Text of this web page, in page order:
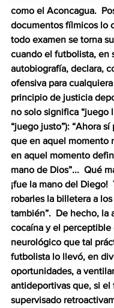
como el Aconcagua.
documentos fílmicos lo
todo examen se torna
cuando el futbolista, en
autobiografía, declara,
ofensiva para
principio de justicia
no solo significa “juego
“juego justo”): “Ahora
que en aquel momento
en aquel momento
mano de Dios”...  Qué
¡fue la mano del Diego!
robarles la billetera a
también”.  De hecho, la
cocaína y el perceptible
neurológico que tal
futbolista lo llevó, en
oportunidades, a
antideportivas que, si el
supervisado